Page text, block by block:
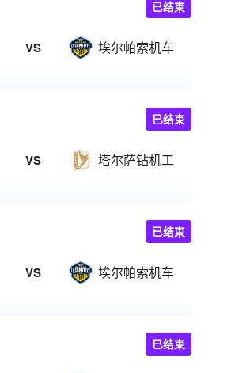
VS 埃尔帕索机车
已结束
VS 塔尔萨钻机工
已结束
VS 埃尔帕索机车
已结束
已结束